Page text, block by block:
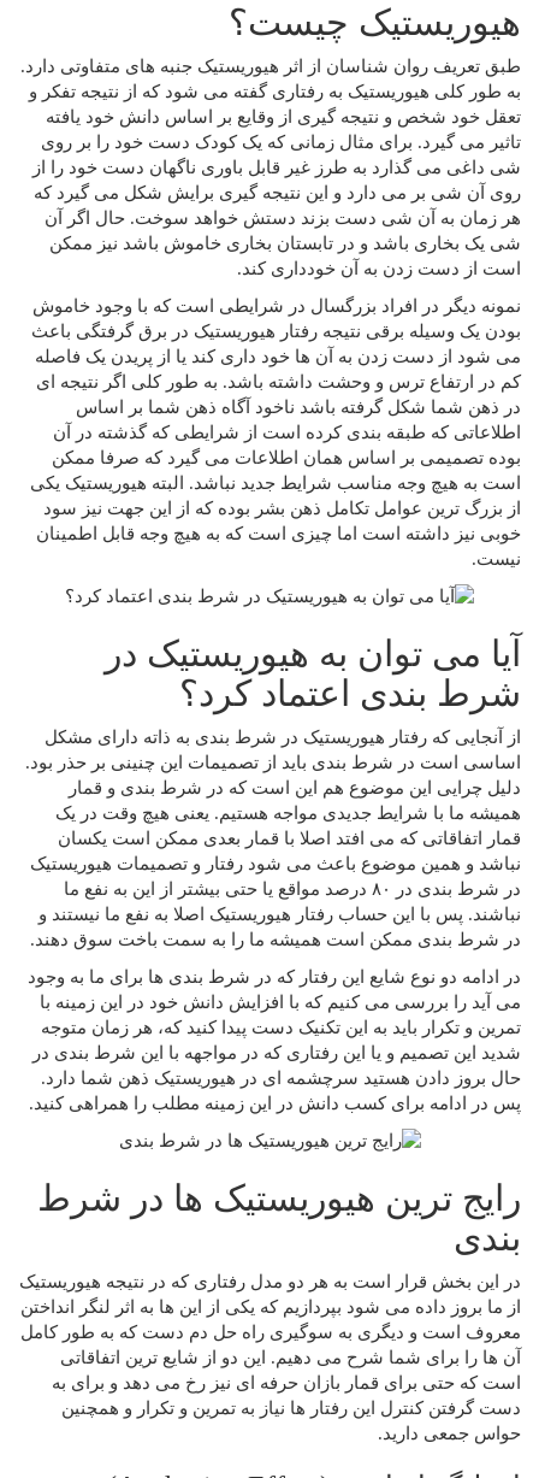
هیوریستیک چیست؟
طبق تعریف روان شناسان از اثر هیوریستیک جنبه های متفاوتی دارد.
به طور کلی هیوریستیک به رفتاری گفته می شود که از نتیجه تفکر و
تعقل خود شخص و نتیجه گیری از وقایع بر اساس دانش خود یافته
تاثیر می گیرد. برای مثال زمانی که یک کودک دست خود را بر روی
شی داغی می گذارد به طرز غیر قابل باوری ناگهان دست خود را از
روی آن شی بر می دارد و این نتیجه گیری برایش شکل می گیرد که
هر زمان به آن شی دست بزند دستش خواهد سوخت. حال اگر آن
شی یک بخاری باشد و در تابستان بخاری خاموش باشد نیز ممکن
است از دست زدن به آن خودداری کند.
نمونه دیگر در افراد بزرگسال در شرایطی است که با وجود خاموش
بودن یک وسیله برقی نتیجه رفتار هیوریستیک در برق گرفتگی باعث
می شود از دست زدن به آن ها خود داری کند یا از پریدن یک فاصله
کم در ارتفاع ترس و وحشت داشته باشد. به طور کلی اگر نتیجه ای
در ذهن شما شکل گرفته باشد ناخود آگاه ذهن شما بر اساس
اطلاعاتی که طبقه بندی کرده است از شرایطی که گذشته در آن
بوده تصمیمی بر اساس همان اطلاعات می گیرد که صرفا ممکن
است به هیچ وجه مناسب شرایط جدید نباشد. البته هیوریستیک یکی
از بزرگ ترین عوامل تکامل ذهن بشر بوده که از این جهت نیز سود
خوبی نیز داشته است اما چیزی است که به هیچ وجه قابل اطمینان
نیست.
آیا می توان به هیوریستیک در
شرط بندی اعتماد کرد؟
از آنجایی که رفتار هیوریستیک در شرط بندی به ذاته دارای مشکل
اساسی است در شرط بندی باید از تصمیمات این چنینی بر حذر بود.
دلیل چرایی این موضوع هم این است که در شرط بندی و قمار
همیشه ما با شرایط جدیدی مواجه هستیم. یعنی هیچ وقت در یک
قمار اتفاقاتی که می افتد اصلا با قمار بعدی ممکن است یکسان
نباشد و همین موضوع باعث می شود رفتار و تصمیمات هیوریستیک
در شرط بندی در ۸۰ درصد مواقع یا حتی بیشتر از این به نفع ما
نباشند. پس با این حساب رفتار هیوریستیک اصلا به نفع ما نیستند و
در شرط بندی ممکن است همیشه ما را به سمت باخت سوق دهند.
در ادامه دو نوع شایع این رفتار که در شرط بندی ها برای ما به وجود
می آید را بررسی می کنیم که با افزایش دانش خود در این زمینه با
تمرین و تکرار باید به این تکنیک دست پیدا کنید که، هر زمان متوجه
شدید این تصمیم و یا این رفتاری که در مواجهه با این شرط بندی در
حال بروز دادن هستید سرچشمه ای در هیوریستیک ذهن شما دارد.
پس در ادامه برای کسب دانش در این زمینه مطلب را همراهی کنید.
رایج ترین هیوریستیک ها در شرط
بندی
در این بخش قرار است به هر دو مدل رفتاری که در نتیجه هیوریستیک
از ما بروز داده می شود بپردازیم که یکی از این ها به اثر لنگر انداختن
معروف است و دیگری به سوگیری راه حل دم دست که به طور کامل
آن ها را برای شما شرح می دهیم. این دو از شایع ترین اتفاقاتی
است که حتی برای قمار بازان حرفه ای نیز رخ می دهد و برای به
دست گرفتن کنترل این رفتار ها نیاز به تمرین و تکرار و همچنین
حواس جمعی دارید.